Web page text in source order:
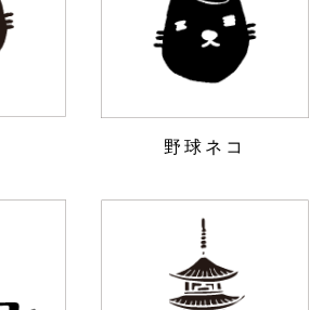
野球ネコ